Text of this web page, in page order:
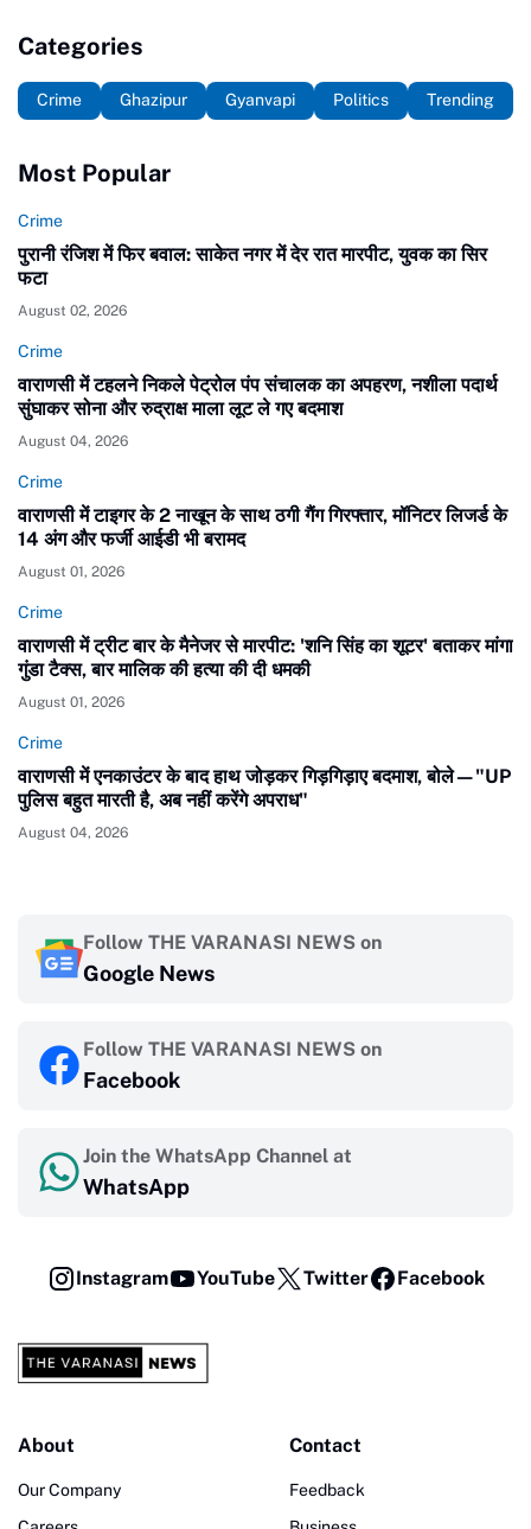
Categories
Crime Ghazipur Gyanvapi Politics Trending
Most Popular
Crime
पुरानी रंजिश में फिर बवाल: साकेत नगर में देर रात मारपीट, युवक का सिर
फटा
August 02, 2026
Crime
वाराणसी में टहलने निकले पेट्रोल पंप संचालक का अपहरण, नशीला पदार्थ
सुंघाकर सोना और रुद्राक्ष माला लूट ले गए बदमाश
August 04, 2026
Crime
वाराणसी में टाइगर के 2 नाखून के साथ ठगी गैंग गिरफ्तार, मॉनिटर लिजर्ड के
14 अंग और फर्जी आईडी भी बरामद
August 01, 2026
Crime
वाराणसी में ट्रीट बार के मैनेजर से मारपीट: 'शनि सिंह का शूटर' बताकर मांगा
गुंडा टैक्स, बार मालिक की हत्या की दी धमकी
August 01, 2026
Crime
वाराणसी में एनकाउंटर के बाद हाथ जोड़कर गिड़गिड़ाए बदमाश, बोले—"UP
पुलिस बहुत मारती है, अब नहीं करेंगे अपराध"
August 04, 2026
Follow THE VARANASI NEWS on
Google News
Follow THE VARANASI NEWS on
Facebook
Join the WhatsApp Channel at
WhatsApp
Instagram YouTube Twitter Facebook
About
Our Company
Contact
Feedback